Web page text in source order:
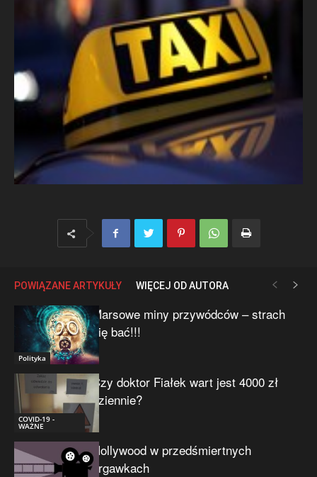
POWIĄZANE ARTYKUŁY WIĘCEJ OD AUTORA
Polityka
Marsowe miny przywódców – strach
się bać!!!
COVID-19 -
WAŻNE
Czy doktor Fiałek wart jest 4000 zł
dziennie?
Hollywood w przedśmiertnych
drgawkach